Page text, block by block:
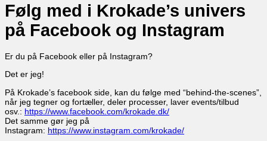
Følg med i Krokade’s univers
på Facebook og Instagram
Er du på Facebook eller på Instagram?
Det er jeg!
På Krokade’s facebook side, kan du følge med “behind-the-scenes”,
når jeg tegner og fortæller, deler processer, laver events/tilbud
osv.: https://www.facebook.com/krokade.dk/
Det samme gør jeg på
Instagram: https://www.instagram.com/krokade/